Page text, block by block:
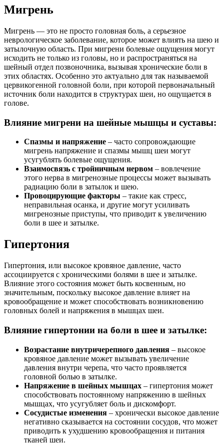
Мигрень
Мигрень — это не просто головная боль, а серьезное
неврологическое заболевание, которое может влиять на шею и
затылочную область. При мигрени болевые ощущения могут
исходить не только из головы, но и распространяться на
шейный отдел позвоночника, вызывая хронические боли в
этих областях. Особенно это актуально для так называемой
цервикогенной головной боли, при которой первоначальный
источник боли находится в структурах шеи, но ощущается в
голове.
Влияние мигрени на шейные мышцы и суставы:
Спазмы и напряжение – часто сопровождающие
мигрень напряжение и спазмы мышц шеи могут
усугублять болевые ощущения.
Взаимосвязь с тройничным нервом – вовлечение
этого нерва в мигренозные процессы может вызывать
радиацию боли в затылок и шею.
Провоцирующие факторы – такие как стресс,
неправильная осанка, и другие могут усиливать
мигренозные приступы, что приводит к увеличению
боли в шее и затылке.
Гипертония
Гипертония, или высокое кровяное давление, часто
ассоциируется с хроническими болями в шее и затылке.
Влияние этого состояния может быть косвенным, но
значительным, поскольку высокое давление влияет на
кровообращение и может способствовать возникновению
головных болей и напряжения в мышцах шеи.
Влияние гипертонии на боли в шее и затылке:
Возрастание внутричерепного давления – высокое
кровяное давление может вызывать увеличение
давления внутри черепа, что часто проявляется
головной болью в затылке.
Напряжение в шейных мышцах – гипертония может
способствовать постоянному напряжению в шейных
мышцах, что усугубляет боль и дискомфорт.
Сосудистые изменения – хронически высокое давление
негативно сказывается на состоянии сосудов, что может
приводить к ухудшению кровообращения и питания
тканей шеи.